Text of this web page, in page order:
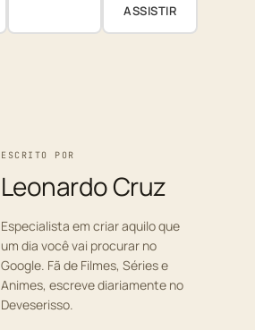
ASSISTIR
ESCRITO POR
Leonardo Cruz
Especialista em criar aquilo que
um dia você vai procurar no
Google. Fã de Filmes, Séries e
Animes, escreve diariamente no
Deveserisso.